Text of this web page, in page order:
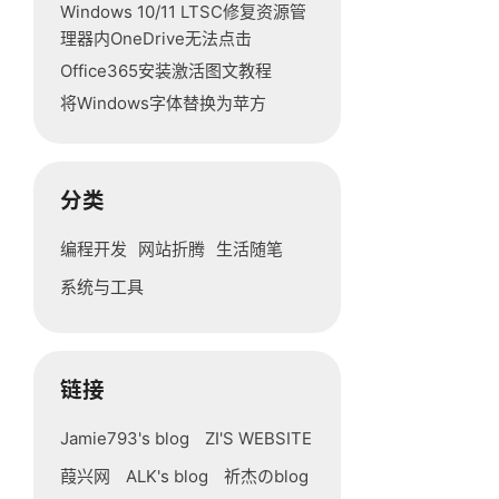
Windows 10/11 LTSC修复资源管
理器内OneDrive无法点击
Office365安装激活图文教程
将Windows字体替换为苹方
分类
编程开发 网站折腾 生活随笔
系统与工具
链接
Jamie793's blog
ZI'S WEBSITE
葭兴网
ALK's blog 祈杰のblog